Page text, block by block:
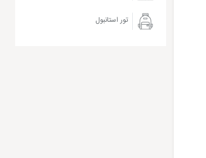
تور استانبول